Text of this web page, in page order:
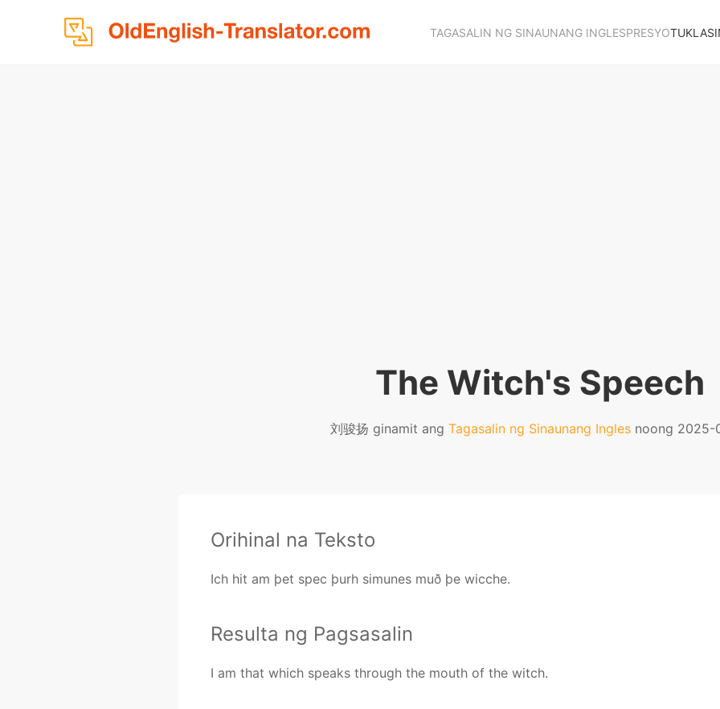
TAGASALIN NG SINAUNANG INGLESPRESYO
The Witch's Speech
刘骏扬 ginamit ang Tagasalin ng Sinaunang Inglesnoong 2025-
Orihinal na Teksto
Ich hit am þet spec þurh simunes muð þe wicche.
Resulta ng Pagsasalin
I am that which speaks through the mouth of the witch.